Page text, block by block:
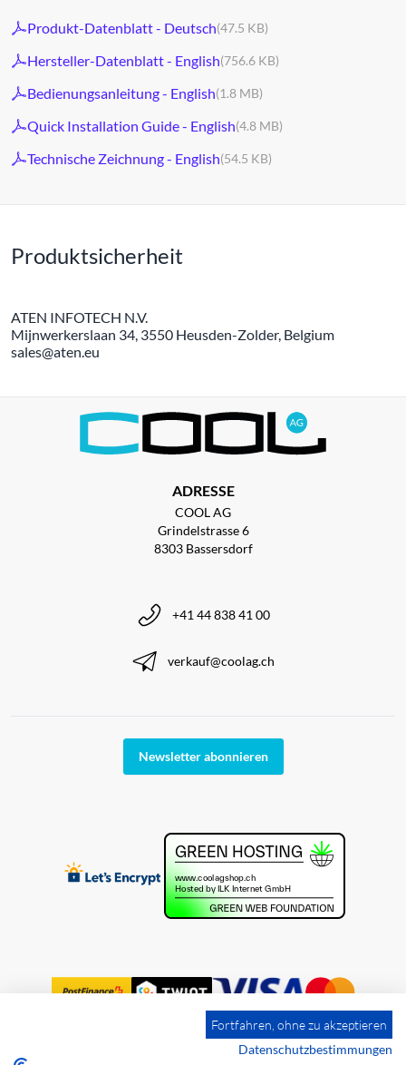
Produkt-Datenblatt - Deutsch(47.5 KB)
Hersteller-Datenblatt - English(756.6 KB)
Bedienungsanleitung - English(1.8 MB)
Quick Installation Guide - English(4.8 MB)
Technische Zeichnung - English(54.5 KB)
Produktsicherheit
ATEN INFOTECH N.V.
Mijnwerkerslaan 34, 3550 Heusden-Zolder, Belgium
sales@aten.eu
ADRESSE
COOL AG
Grindelstrasse 6
8303 Bassersdorf
+41 44 838 41 00
verkauf@coolag.ch
Newsletter abonnieren
Fortfahren, ohne zu akzeptieren
Datenschutzbestimmungen